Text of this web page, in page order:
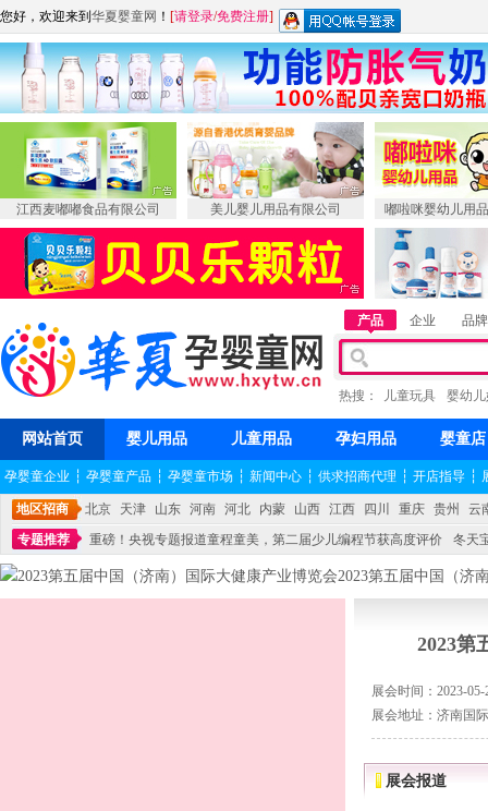
您好，欢迎来到 华夏婴童网 ！ [请登录/免费注册]
江西麦嘟嘟食品有限公司 美儿婴儿用品有限公司 嘟啦咪婴幼儿用
产品 企业 品牌
热搜： 儿童玩具 婴幼
网站首页 婴儿用品 儿童用品 孕妇用品 婴童店
孕婴童企业 ┆ 孕婴童产品 ┆ 孕婴童市场 ┆ 新闻中心 ┆ 供求招商代理 ┆ 开店指导 ┆
地区招商 北京 天津 山东 河南 河北 内蒙 山西 江西 四川 重庆 贵州
云
专题推荐
重磅！央视专题报道童程童美，第二届少儿编程节获高度评价
冬天
不能再单纯地销售产品,而要向增强服务转型,毕竟母婴产品比较特殊。”
妇幼广场
2023第
展会时间：2023-05-
展会地址：济南国
展会报道